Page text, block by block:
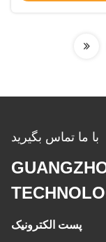
با ما تماس بگیرید
پست الکترونیک